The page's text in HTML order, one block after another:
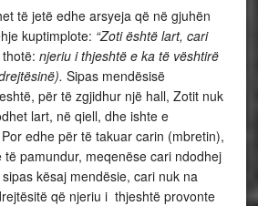
të jetë edhe arsyeja që në gjuhën
kuptimplote: “Zoti është lart, cari
njeriu i thjeshtë e ka të vështirë
Sipas mendësisë
për të zgjidhur një hall, Zotit nuk
lart, në qiell, dhe ishte e
edhe për të takuar carin (mbretin),
pamundur, meqenëse cari ndodhej
kësaj mendësie, cari nuk na
që njeriu i thjeshtë provonte